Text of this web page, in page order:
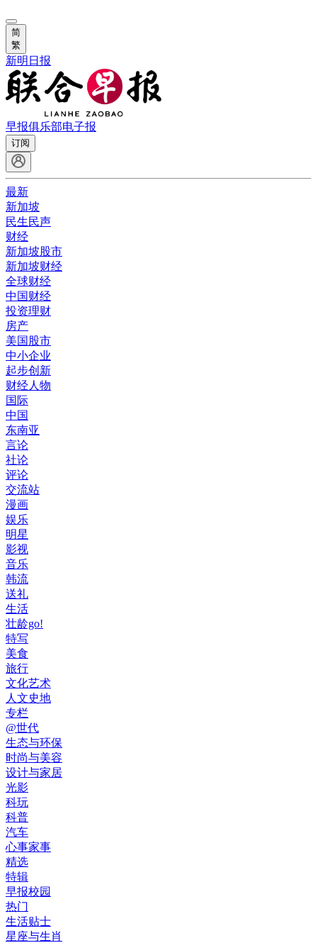
简
繁
新明日报
早报俱乐部电子报
订阅
最新
新加坡
民生民声
财经
新加坡股市
新加坡财经
全球财经
中国财经
投资理财
房产
美国股市
中小企业
起步创新
财经人物
国际
中国
东南亚
言论
社论
评论
交流站
漫画
娱乐
明星
影视
音乐
韩流
送礼
生活
壮龄go!
特写
美食
旅行
文化艺术
人文史地
专栏
@世代
生态与环保
时尚与美容
设计与家居
光影
科玩
科普
汽车
心事家事
精选
特辑
早报校园
热门
生活贴士
星座与生肖